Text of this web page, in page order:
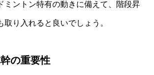
ミントン特有の動きに備えて、階段昇
取り入れると良いでしょう。
の重要性